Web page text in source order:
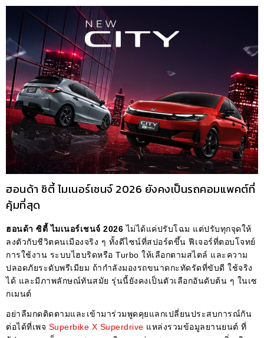
ฮอนด้า ซิตี้ ไมเนอร์เชนจ์ 2026 ยังคงเป็นรถคอมแพคต์ที่
คุ้มที่สุด
ฮอนด้า ซิตี้ ไมเนอร์เชนจ์ 2026 ไม่ได้แค่ปรับโฉม แต่ปรับทุกจุดให้
ลงตัวกับชีวิตคนเมืองจริง ๆ ทั้งดีไซน์ที่สปอร์ตขึ้น ฟีเจอร์ที่ตอบโจทย์
การใช้งาน ระบบไฮบริดหรือ Turbo ให้เลือกตามสไตล์ และความ
ปลอดภัยระดับพรีเมียม ถ้ากำลังมองรถขนาดกะทัดรัดที่ขับดี ใช้จริง
ได้ และมีภาพลักษณ์ทันสมัย รุ่นนี้ยังคงเป็นตัวเลือกอันดับต้น ๆ ในเซ
กเมนต์
อย่าลืมกดติดตามและเข้ามาร่วมพูดคุยแลกเปลี่ยนประสบการณ์กัน
ต่อได้ที่เพจ Superbike X Superdrive แหล่งรวมข้อมูลยานยนต์ ที่